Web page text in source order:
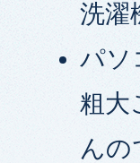
洗濯
パソ
粗大
んの